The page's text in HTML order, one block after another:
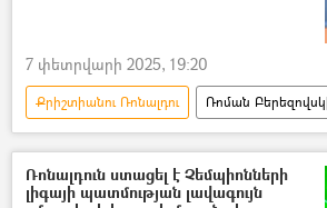
7 փետրվարի 2025, 19:20
Քրիշտիանու Ռոնալդու
Ռոման
դարպասապահ
ֆուտբոլիստ
Հենրիխ Մխիթարյան
Ռոնալդուն ստացել է Չեմպիոնների
լիգայի պատմության լավագույն